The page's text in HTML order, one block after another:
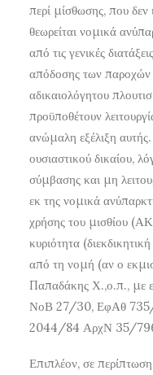
περί μίσθωσης, που
θεωρείται νομικά
από τις γενικές
απόδοσης των παροχών
αδικαιολόγητου
προϋποθέτουν
ανώμαλη εξέλιξη αυτής.
ουσιαστικού δικαίου,
σύμβασης και μη
εκ της νομικά
χρήσης του μισθίου
κυριότητα
από τη νομή (αν ο
Παπαδάκης Χ.,ο.π., με
ΝοΒ 27/30, ΕφΑθ
2044/84 ΑρχΝ 35/
Επιπλέον, σε